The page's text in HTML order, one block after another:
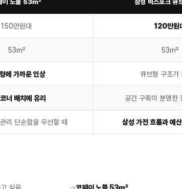
이 노블 53㎡ 삼성 비스포크
150만원대 120만원
53㎡ 53㎡
에 가까운 인상 큐브형 구조가
너 배치에 유리 공간 구획이 분명한
리 단순함을 우선할 때 삼성 가전 흐름과 예
싶음 →코웨이 노블 53㎡